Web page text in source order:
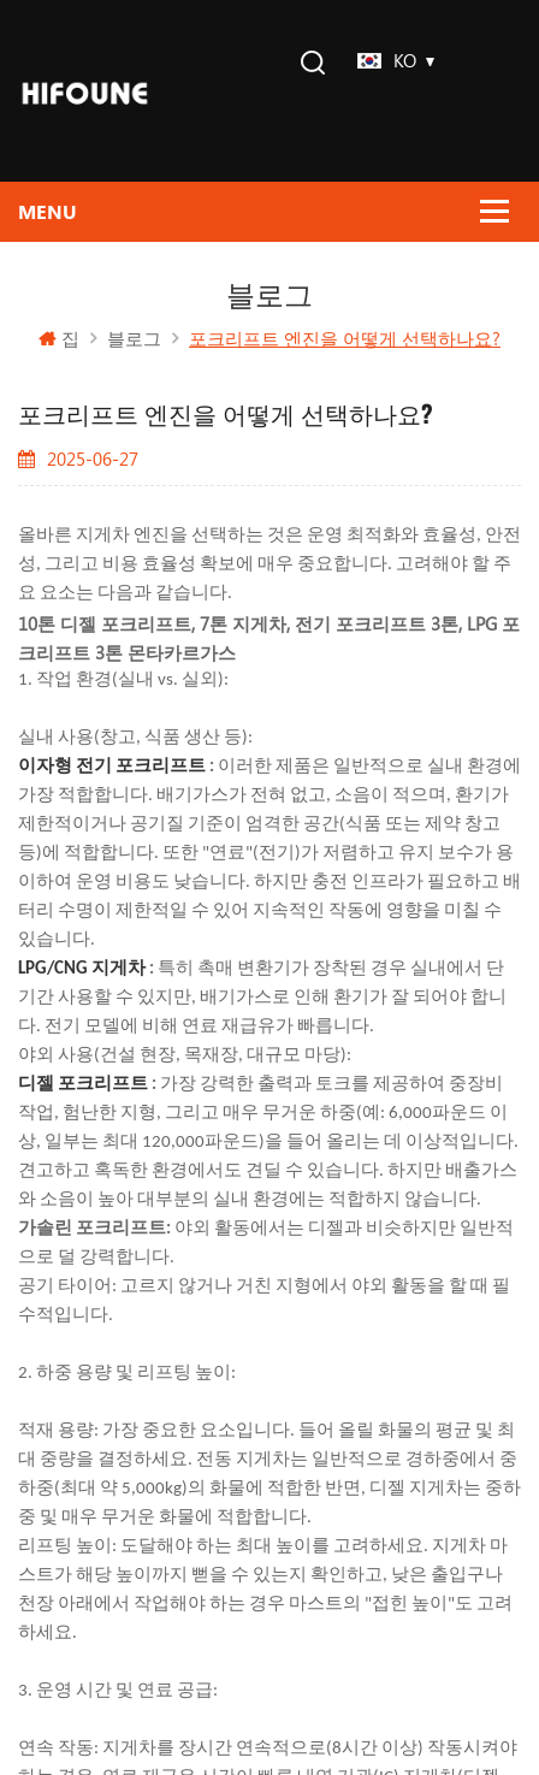
KO
블로그
집 블로그 포크리프트 엔진을 어떻게 선택하나요?
포크리프트 엔진을 어떻게 선택하나요?
2025-06-27
올바른 지게차 엔진을 선택하는 것은 운영 최적화와 효율성, 안전
성, 그리고 비용 효율성 확보에 매우 중요합니다. 고려해야 할 주
요 요소는 다음과 같습니다.
10톤 디젤 포크리프트, 7톤 지게차, 전기 포크리프트 3톤, LPG 포
크리프트 3톤 몬타카르가스
1. 작업 환경(실내 vs. 실외):
실내 사용(창고, 식품 생산 등):
이자형 전기 포크리프트 : 이러한 제품은 일반적으로 실내 환경에
가장 적합합니다. 배기가스가 전혀 없고, 소음이 적으며, 환기가
제한적이거나 공기질 기준이 엄격한 공간(식품 또는 제약 창고
등)에 적합합니다. 또한 "연료"(전기)가 저렴하고 유지 보수가 용
이하여 운영 비용도 낮습니다. 하지만 충전 인프라가 필요하고 배
터리 수명이 제한적일 수 있어 지속적인 작동에 영향을 미칠 수
있습니다.
LPG/CNG 지게차 : 특히 촉매 변환기가 장착된 경우 실내에서 단
기간 사용할 수 있지만, 배기가스로 인해 환기가 잘 되어야 합니
다. 전기 모델에 비해 연료 재급유가 빠릅니다.
야외 사용(건설 현장, 목재장, 대규모 마당):
디젤 포크리프트 : 가장 강력한 출력과 토크를 제공하여 중장비
작업, 험난한 지형, 그리고 매우 무거운 하중(예: 6,000파운드 이
상, 일부는 최대 120,000파운드)을 들어 올리는 데 이상적입니다.
견고하고 혹독한 환경에서도 견딜 수 있습니다. 하지만 배출가스
와 소음이 높아 대부분의 실내 환경에는 적합하지 않습니다.
가솔린 포크리프트: 야외 활동에서는 디젤과 비슷하지만 일반적
으로 덜 강력합니다.
공기 타이어: 고르지 않거나 거친 지형에서 야외 활동을 할 때 필
수적입니다.
2. 하중 용량 및 리프팅 높이:
적재 용량: 가장 중요한 요소입니다. 들어 올릴 화물의 평균 및 최
대 중량을 결정하세요. 전동 지게차는 일반적으로 경하중에서 중
하중(최대 약 5,000kg)의 화물에 적합한 반면, 디젤 지게차는 중하
중 및 매우 무거운 화물에 적합합니다.
리프팅 높이: 도달해야 하는 최대 높이를 고려하세요. 지게차 마
스트가 해당 높이까지 뻗을 수 있는지 확인하고, 낮은 출입구나
천장 아래에서 작업해야 하는 경우 마스트의 "접힌 높이"도 고려
하세요.
3. 운영 시간 및 연료 공급:
연속 작동: 지게차를 장시간 연속적으로(8시간 이상) 작동시켜야